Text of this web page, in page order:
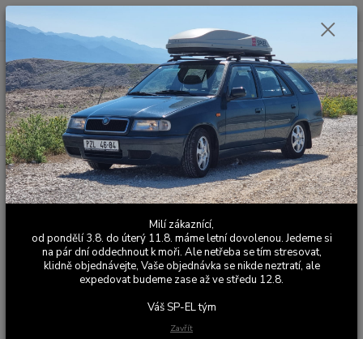
Menu
Hledat
Po - Pá 9:00 - 17:00
0,00 Kč
Úvod Barevné bezpečnostní pásy Škoda Felicia Pickup
Bezpečnostní
pásy - sada 2 ks - Felicia Pickup - zelená Mystery
Bezpečnostní pásy - sada 2 ks -
Felicia Pickup - zelená Mystery
Milí zákaznící,
od pondělí 3.8. do úterý 11.8. máme letní dovolenou. Jedeme si
na pár dní oddechnout k moři. Ale netřeba se tím stresovat,
klidně objednávejte, Vaše objednávka se nikde neztratí, ale
expedovat budeme zase až ve středu 12.8.
Váš SP-EL tým
Zavřít